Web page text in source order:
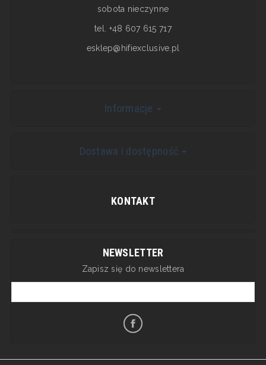
sobota nieczynne
tel. +48 607 615 717
esklep@hifiexclusive.pl
Informacje
Dostawa i dostępność
KONTAKT
NEWSLETTER
Zapisz się do newslettera